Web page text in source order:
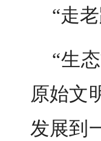
“走
“生
原始文
发展到